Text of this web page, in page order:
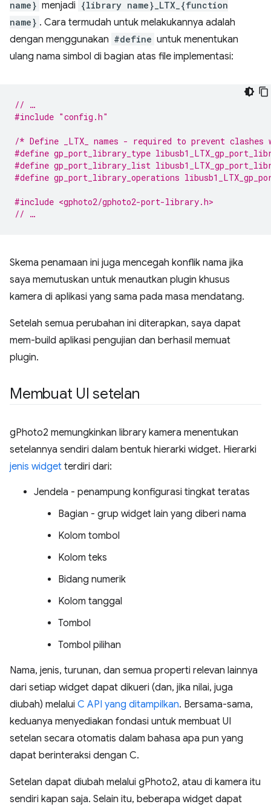
name} menjadi {library name}_LTX_{function
name} . Cara termudah untuk melakukannya adalah
dengan menggunakan #define untuk menentukan
ulang nama simbol di bagian atas file implementasi:
// …
#include "config.h"
/* Define _LTX_ names - required to prevent
#define gp_port_library_type
#define gp_port_library_list
#define gp_port_library_operations
#include <gphoto2/gphoto2-port-library.h>
// …
Skema penamaan ini juga mencegah konflik nama jika
saya memutuskan untuk menautkan plugin khusus
kamera di aplikasi yang sama pada masa mendatang.
Setelah semua perubahan ini diterapkan, saya dapat
mem-build aplikasi pengujian dan berhasil memuat
plugin.
Membuat UI setelan
gPhoto2 memungkinkan library kamera menentukan
setelannya sendiri dalam bentuk hierarki widget. Hierarki
jenis widget terdiri dari:
Jendela - penampung konfigurasi tingkat teratas
Bagian - grup widget lain yang diberi nama
Kolom tombol
Kolom teks
Bidang numerik
Kolom tanggal
Tombol
Tombol pilihan
Nama, jenis, turunan, dan semua properti relevan lainnya
dari setiap widget dapat dikueri (dan, jika nilai, juga
diubah) melalui C API yang ditampilkan. Bersama-sama,
keduanya menyediakan fondasi untuk membuat UI
setelan secara otomatis dalam bahasa apa pun yang
dapat berinteraksi dengan C.
Setelan dapat diubah melalui gPhoto2, atau di kamera itu
sendiri kapan saja. Selain itu, beberapa widget dapat